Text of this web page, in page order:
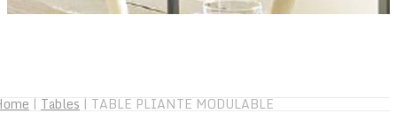
| Tables | TABLE PLIANTE MODULABLE